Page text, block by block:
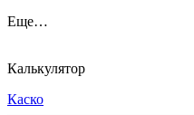
Еще…
Калькулятор
Каско